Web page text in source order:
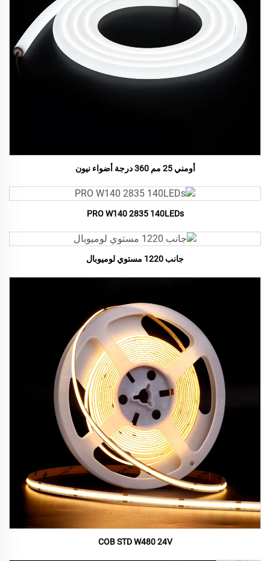
أومني 25 مم 360 درجة أضواء نيون
PRO W140 2835 140LEDs
جانب 1220 مستوي لوميوبال
COB STD W480 24V